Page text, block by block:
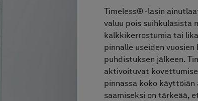
Timeless® -lasin
valuu pois
kalkkikerrostumia tai
pinnalle useiden
puhdistuksen jälkeen.
aktivoituvat
pinnassa koko käyttöiän
saamiseksi on tärkeää,